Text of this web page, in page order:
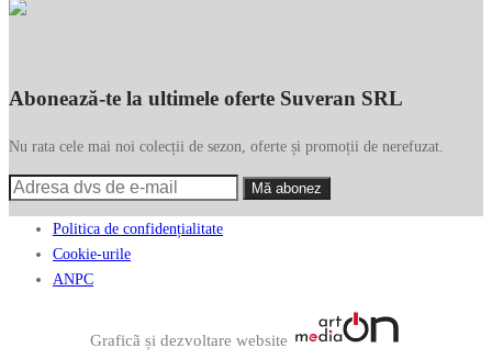
Abonează-te la ultimele oferte Suveran SRL
Nu rata cele mai noi colecții de sezon, oferte și promoții de nerefuzat.
Politica de confidențialitate
Cookie-urile
ANPC
Graficã și dezvoltare website